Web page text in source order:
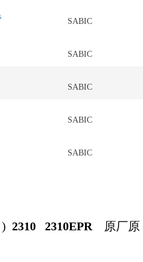
SABIC
SABIC
SABIC
SABIC
SABIC
2310 2310EPR
原厂原